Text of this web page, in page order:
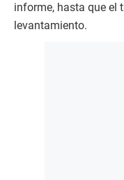
informe, hasta que el
levantamiento.